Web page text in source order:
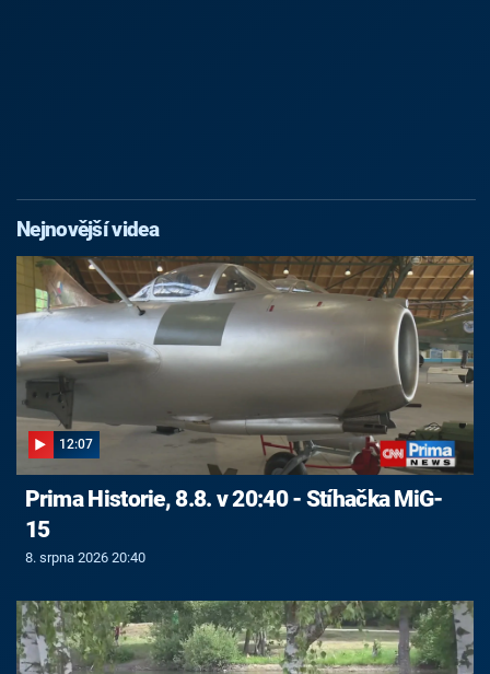
Nejnovější videa
12:07
Prima Historie, 8.8. v 20:40 - Stíhačka MiG-
15
8. srpna 2026 20:40